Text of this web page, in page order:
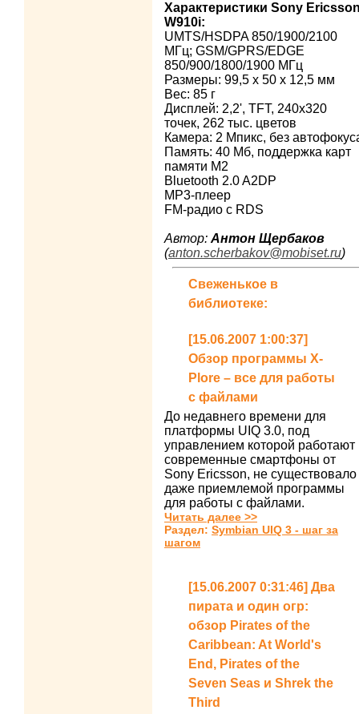
Характеристики Sony
W910i:
UMTS/HSDPA 850/1900/2100
МГц; GSM/GPRS/EDGE
850/900/1800/1900 МГц
Размеры: 99,5 x 50 x 12,5 мм
Вес: 85 г
Дисплей: 2,2', TFT, 240х320
точек, 262 тыс. цветов
Камера: 2 Мпикс, без
Память: 40 Мб, поддержка карт
памяти M2
Bluetooth 2.0 A2DP
MP3-плеер
FM-радио c RDS
Автор: Антон Щербаков
(anton.scherbakov@mobiset.ru)
Свеженькое в
библиотеке:
[15.06.2007 1:00:37]
Обзор программы X-
Plore – все для работы
с файлами
До недавнего времени для
платформы UIQ 3.0, под
управлением которой работают
современные смартфоны от
Sony Ericsson, не существовало
даже приемлемой программы
для работы с файлами.
Читать далее >>
Раздел: Symbian UIQ 3 - шаг за
шагом
[15.06.2007 0:31:46] Два
пирата и один огр:
обзор Pirates of the
Caribbean: At World's
End, Pirates of the
Seven Seas и Shrek the
Third